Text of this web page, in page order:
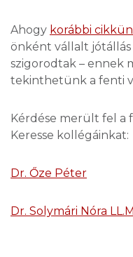
Ahogy korábbi
önként vállalt jótállás
szigorodtak – ennek
tekinthetünk a fenti
Kérdése merült fel a
Keresse kollégáinkat:
Dr. Őze Péter
Dr. Solymári Nóra